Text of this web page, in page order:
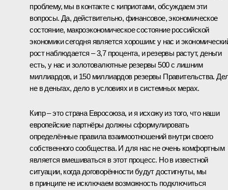
проблему, мы в контакте с киприотами, обсуждаем эти
вопросы. Да, действительно, финансовое, экономическое
состояние, макроэкономическое состояние российской
экономики сегодня является хорошим: у нас и
рост наблюдается – 3,7 процента, и резервы растут, деньги
есть, у нас и золотовалютные резервы 500 с лишним
миллиардов, и 150 миллиардов резервы Правительства.
не в деньгах, дело в условиях и в системных мерах.
Кипр – это страна Евросоюза, и я исхожу из того, что наши
европейские партнёры должны сформулировать
определённые правила взаимоотношений внутри своего
собственного сообщества. И для нас не очень комфортным
является вмешиваться в этот процесс. Но в известной
ситуации, когда договорённости будут достигнуты, мы
в принципе не исключаем возможность подключиться